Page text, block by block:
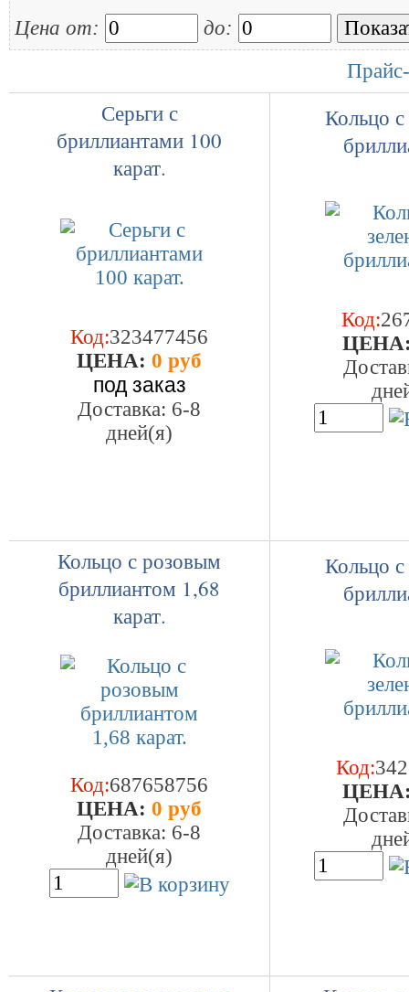
Цена от:
до:
Прайс-
Серьги с
бриллиантами 100
карат.
Код:323477456
ЦEHA: 0 руб
под заказ
Доставка: 6-8
дней(я)
Кольцо
Код:
Кольцо с розовым
бриллиантом 1,68
карат.
Код:687658756
ЦEHA: 0 руб
Доставка: 6-8
дней(я)
Кольцо
Код: